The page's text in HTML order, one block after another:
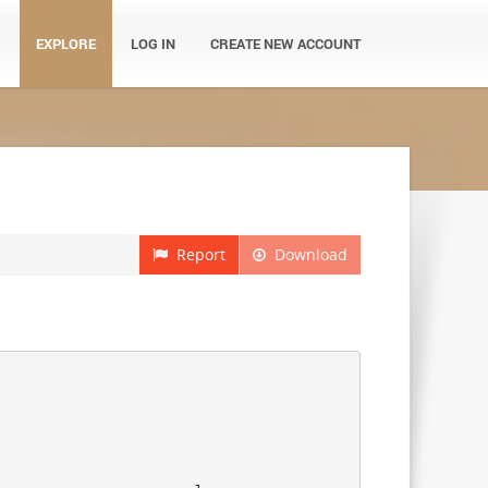
EXPLORE LOG IN CREATE NEW ACCOUNT
Download
Report